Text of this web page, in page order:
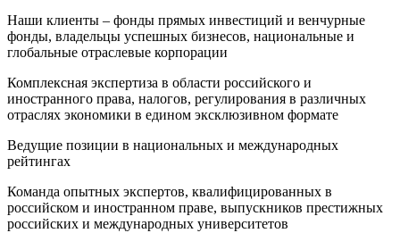
Наши клиенты – фонды прямых инвестиций и венчурные
фонды, владельцы успешных бизнесов, национальные и
глобальные отраслевые корпорации
Комплексная экспертиза в области российского и
иностранного права, налогов, регулирования в различных
отраслях экономики в едином эксклюзивном формате
Ведущие позиции в национальных и международных
рейтингах
Команда опытных экспертов, квалифицированных в
российском и иностранном праве, выпускников престижных
российских и международных университетов